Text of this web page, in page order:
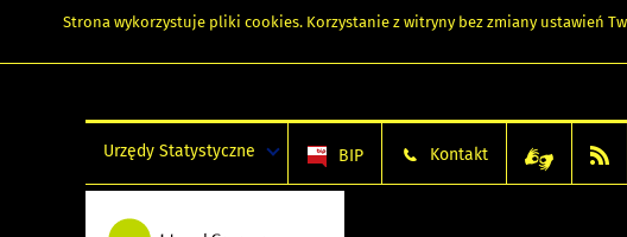
Strona wykorzystuje pliki cookies. Korzystanie z witryny bez zmiany ustawień
Urzędy Statystyczne BIP Kontakt